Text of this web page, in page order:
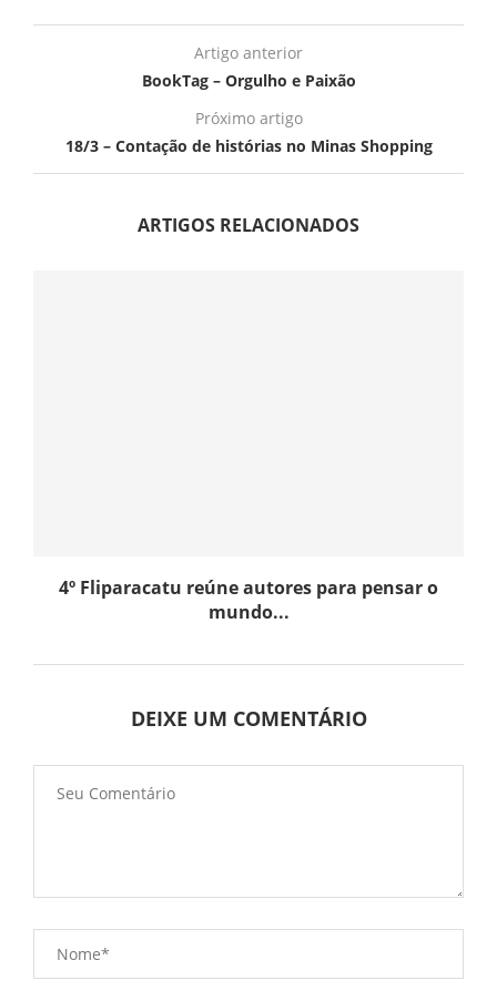
Artigo anterior
BookTag – Orgulho e Paixão
Próximo artigo
18/3 – Contação de histórias no Minas Shopping
ARTIGOS RELACIONADOS
4º Fliparacatu reúne autores para pensar o
mundo...
DEIXE UM COMENTÁRIO